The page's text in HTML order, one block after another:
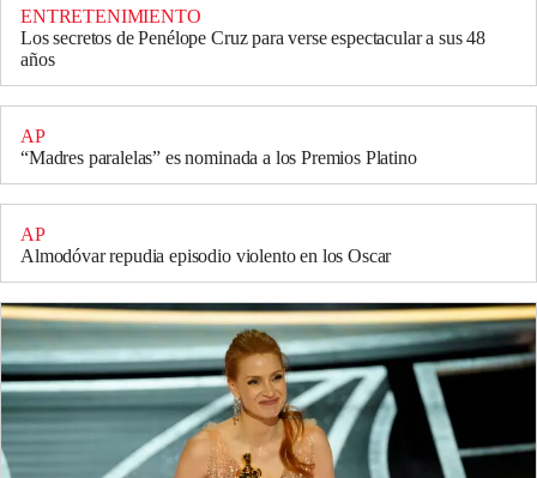
ENTRETENIMIENTO
Los secretos de Penélope Cruz para verse espectacular a sus 48
años
AP
“Madres paralelas” es nominada a los Premios Platino
AP
Almodóvar repudia episodio violento en los Oscar